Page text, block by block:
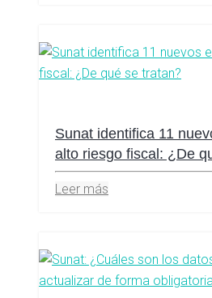
Sunat identifica 11
alto riesgo fiscal: ¿De
Leer más